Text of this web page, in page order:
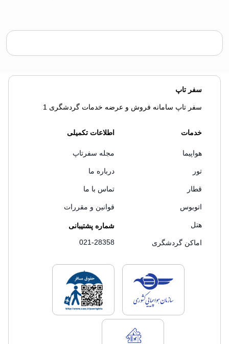
سفر تاپ
سفر تاپ سامانه فروش و عرضه خدمات گردشگری 1
خدمات
هواپیما
تور
قطار
اتوبوس
هتل
اماکن گردشگری
اطلاعات تکمیلی
مجله سفرتاپ
درباره ما
تماس با ما
قوانین و مقررات
شماره پشتیبانی
021-28358
لایسنس های فروش سفرتاپلایسنس های
لایسنس های فروش سفرتاپ